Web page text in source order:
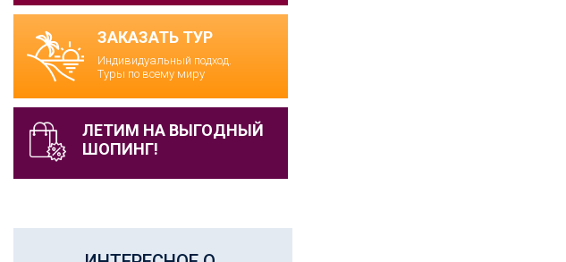
ЗАКАЗАТЬ ТУР
Индивидуальный подход.
Туры по всему миру
ЛЕТИМ НА ВЫГОДНЫЙ
ШОПИНГ!